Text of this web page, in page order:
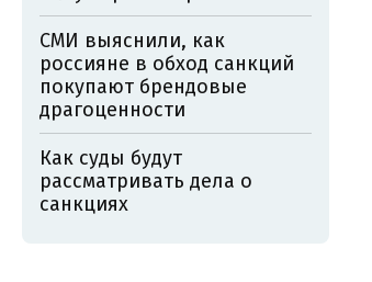
СМИ выяснили, как
россияне в обход санкций
покупают брендовые
драгоценности
Как суды будут
рассматривать дела о
санкциях